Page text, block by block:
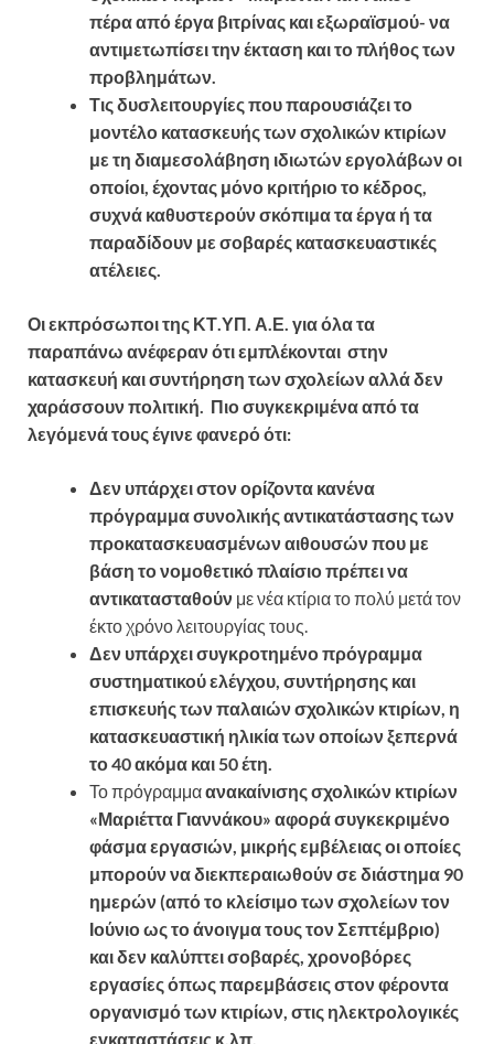
πέρα από έργα βιτρίνας και εξωραϊσμού- να
αντιμετωπίσει την έκταση και το πλήθος των
προβλημάτων.
Τις δυσλειτουργίες που παρουσιάζει το
μοντέλο κατασκευής των σχολικών κτιρίων
με τη διαμεσολάβηση ιδιωτών εργολάβων οι
οποίοι, έχοντας μόνο κριτήριο το κέδρος,
συχνά καθυστερούν σκόπιμα τα έργα ή τα
παραδίδουν με σοβαρές κατασκευαστικές
ατέλειες.
Οι εκπρόσωποι της ΚΤ.ΥΠ. Α.Ε. για όλα τα
παραπάνω ανέφεραν ότι εμπλέκονται στην
κατασκευή και συντήρηση των σχολείων αλλά δεν
χαράσσουν πολιτική. Πιο συγκεκριμένα από τα
λεγόμενά τους έγινε φανερό ότι:
Δεν υπάρχει στον ορίζοντα κανένα
πρόγραμμα συνολικής αντικατάστασης των
προκατασκευασμένων αιθουσών που με
βάση το νομοθετικό πλαίσιο πρέπει να
αντικατασταθούν με νέα κτίρια το πολύ μετά τον
έκτο χρόνο λειτουργίας τους.
Δεν υπάρχει συγκροτημένο πρόγραμμα
συστηματικού ελέγχου, συντήρησης και
επισκευής των παλαιών σχολικών κτιρίων, η
κατασκευαστική ηλικία των οποίων ξεπερνά
το 40 ακόμα και 50 έτη.
Το πρόγραμμαανακαίνισης σχολικών κτιρίων
«Μαριέττα Γιαννάκου» αφορά συγκεκριμένο
φάσμα εργασιών, μικρής εμβέλειας οι οποίες
μπορούν να διεκπεραιωθούν σε διάστημα 90
ημερών (από το κλείσιμο των σχολείων τον
Ιούνιο ως το άνοιγμα τους τον Σεπτέμβριο)
και δεν καλύπτει σοβαρές, χρονοβόρες
εργασίες όπως παρεμβάσεις στον φέροντα
οργανισμό των κτιρίων, στις ηλεκτρολογικές
εγκαταστάσεις κ.λπ.